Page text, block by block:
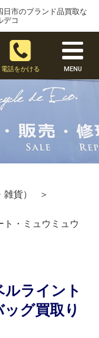
日市のブランド品買取な
デコ
電話をかける MENU
貨）
＞
ト・ミュウミュウ
ライント
グ買取り